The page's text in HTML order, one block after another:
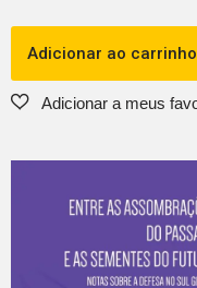
Adicionar ao carrinho